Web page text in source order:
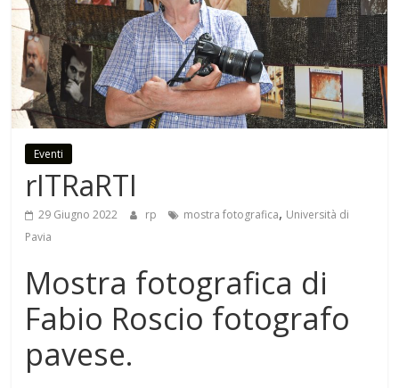
Eventi
rITRaRTI
29 Giugno 2022 rp mostra fotografica, Università di
Pavia
Mostra fotografica di
Fabio Roscio fotografo
pavese.